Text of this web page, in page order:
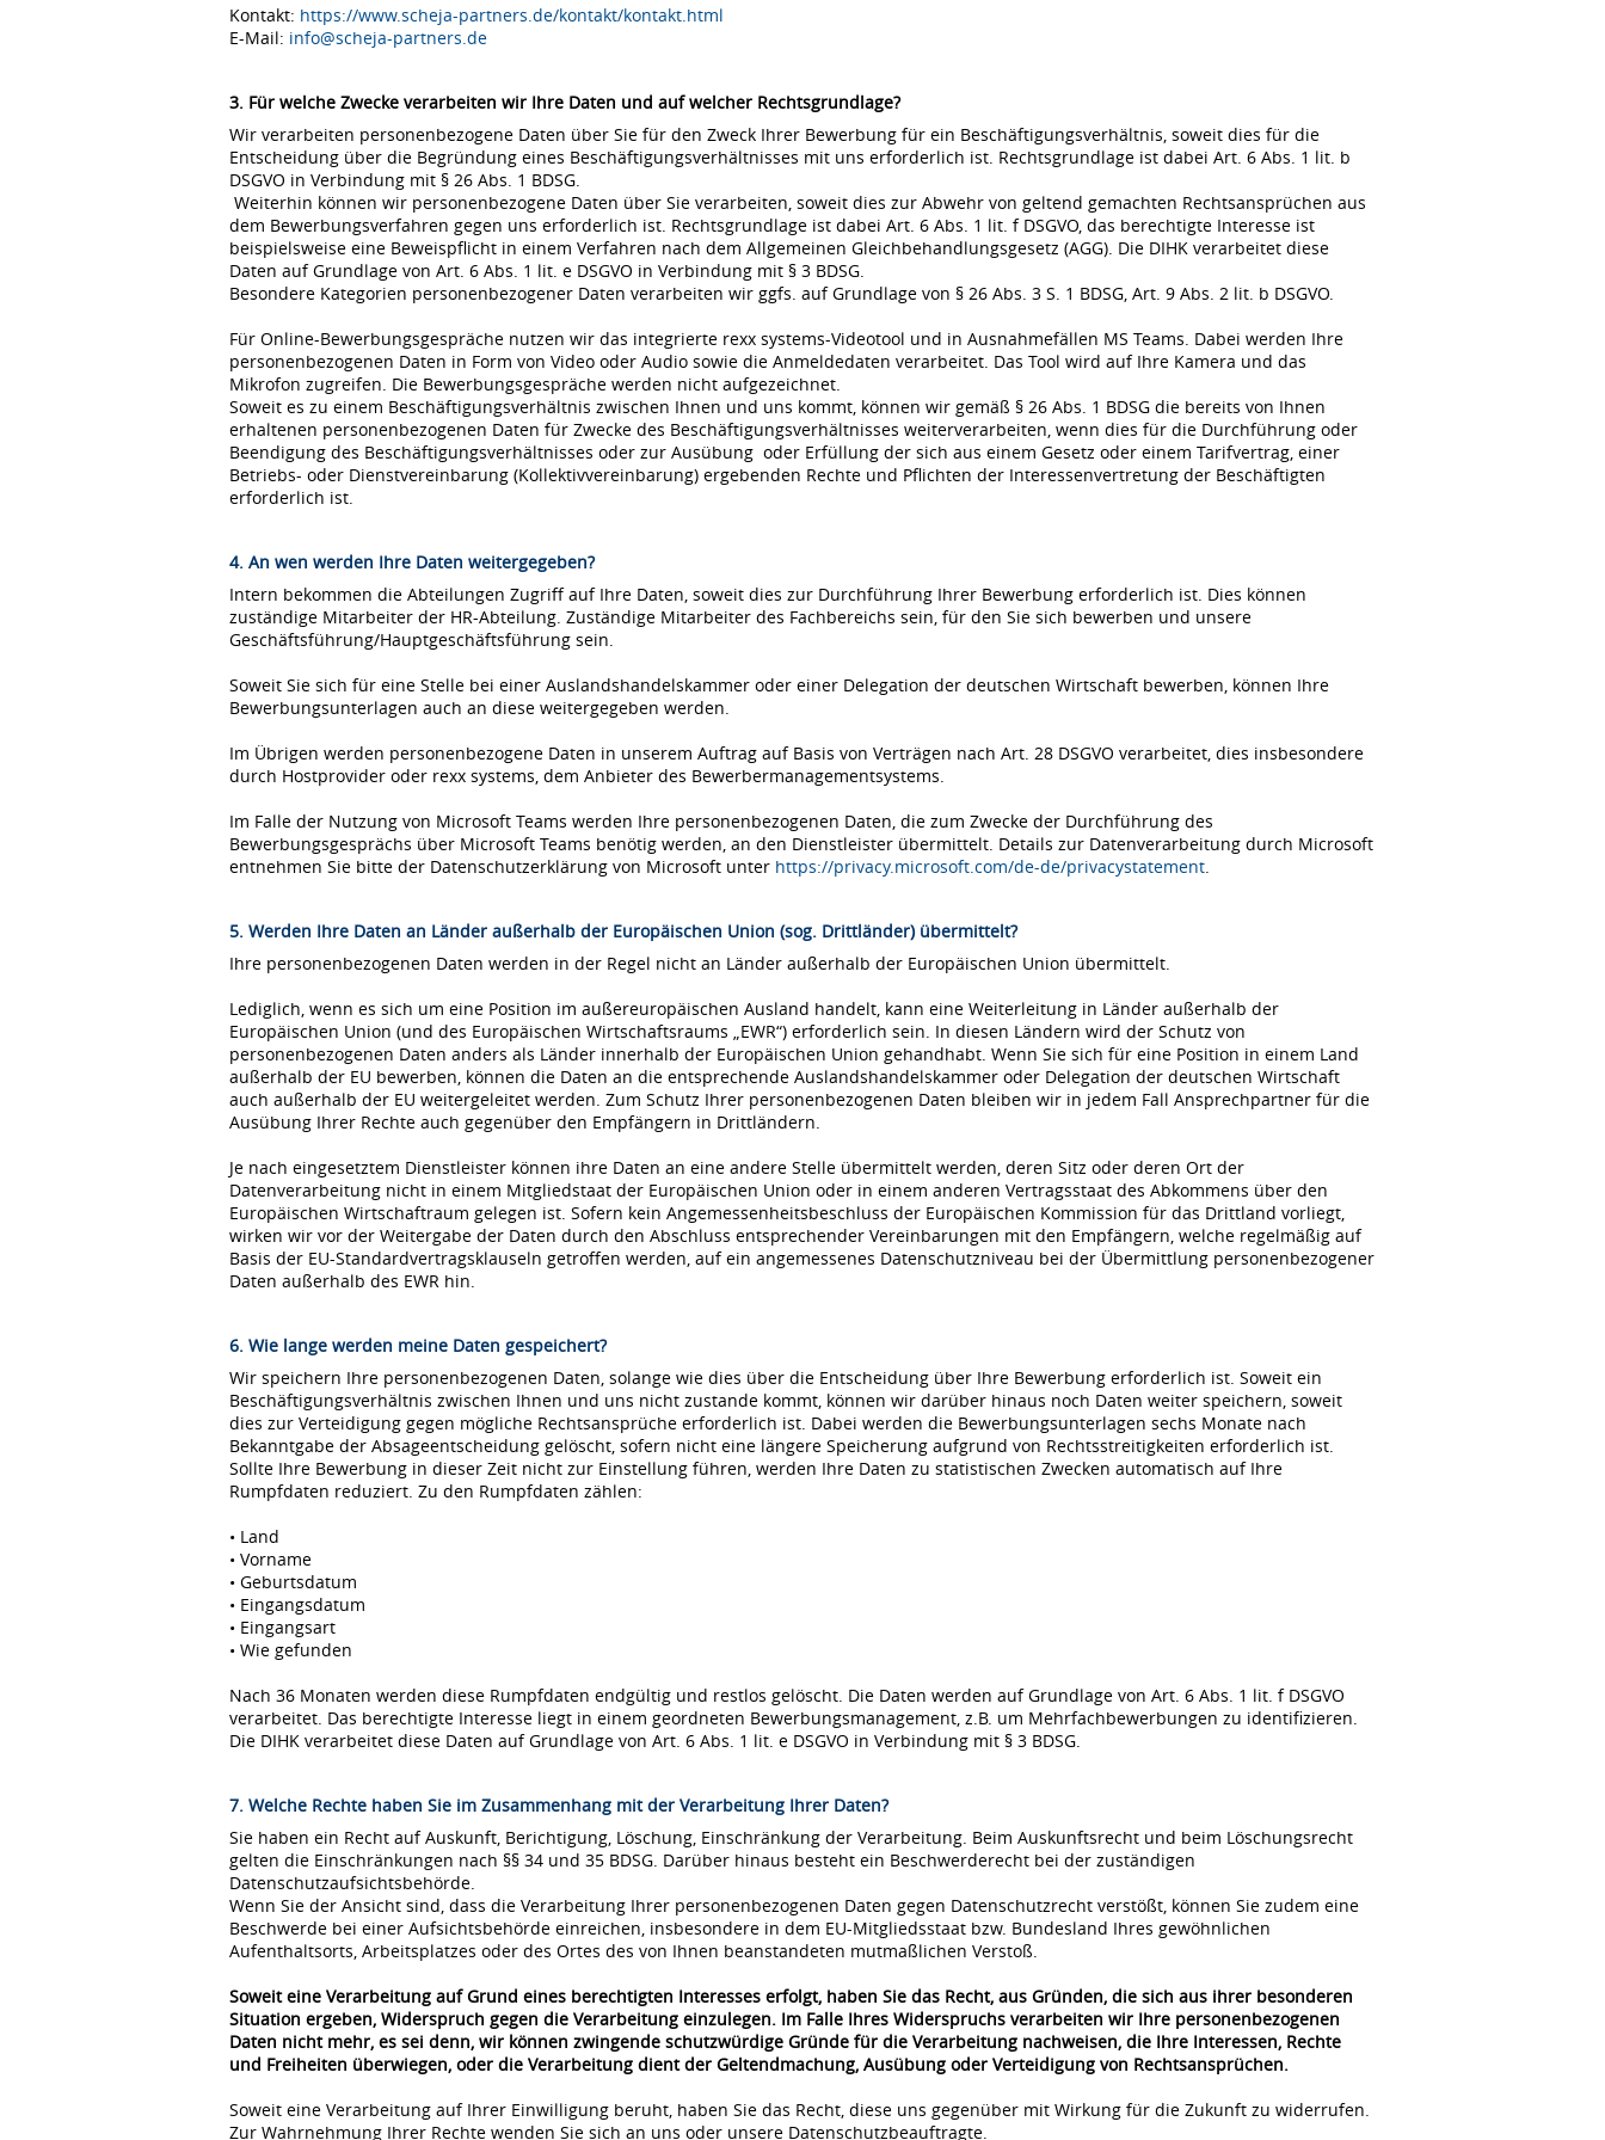
Kontakt: https://www.scheja-partners.de/kontakt/kontakt.html
E-Mail: info@scheja-partners.de
3. Für welche Zwecke verarbeiten wir Ihre Daten und auf welcher Rechtsgrundlage?
Wir verarbeiten personenbezogene Daten über Sie für den Zweck Ihrer Bewerbung für ein Beschäftigungsverhältnis, soweit dies für die
Entscheidung über die Begründung eines Beschäftigungsverhältnisses mit uns erforderlich ist. Rechtsgrundlage ist dabei Art. 6 Abs. 1 lit. b
DSGVO in Verbindung mit § 26 Abs. 1 BDSG.
Weiterhin können wir personenbezogene Daten über Sie verarbeiten, soweit dies zur Abwehr von geltend gemachten Rechtsansprüchen aus
dem Bewerbungsverfahren gegen uns erforderlich ist. Rechtsgrundlage ist dabei Art. 6 Abs. 1 lit. f DSGVO, das berechtigte Interesse ist
beispielsweise eine Beweispflicht in einem Verfahren nach dem Allgemeinen Gleichbehandlungsgesetz (AGG). Die DIHK verarbeitet diese
Daten auf Grundlage von Art. 6 Abs. 1 lit. e DSGVO in Verbindung mit § 3 BDSG.
Besondere Kategorien personenbezogener Daten verarbeiten wir ggfs. auf Grundlage von § 26 Abs. 3 S. 1 BDSG, Art. 9 Abs. 2 lit. b DSGVO.
Für Online-Bewerbungsgespräche nutzen wir das integrierte rexx systems-Videotool und in Ausnahmefällen MS Teams. Dabei werden Ihre
personenbezogenen Daten in Form von Video oder Audio sowie die Anmeldedaten verarbeitet. Das Tool wird auf Ihre Kamera und das
Mikrofon zugreifen. Die Bewerbungsgespräche werden nicht aufgezeichnet.
Soweit es zu einem Beschäftigungsverhältnis zwischen Ihnen und uns kommt, können wir gemäß § 26 Abs. 1 BDSG die bereits von Ihnen
erhaltenen personenbezogenen Daten für Zwecke des Beschäftigungsverhältnisses weiterverarbeiten, wenn dies für die Durchführung oder
Beendigung des Beschäftigungsverhältnisses oder zur Ausübung oder Erfüllung der sich aus einem Gesetz oder einem Tarifvertrag, einer
Betriebs- oder Dienstvereinbarung (Kollektivvereinbarung) ergebenden Rechte und Pflichten der Interessenvertretung der Beschäftigten
erforderlich ist.
4. An wen werden Ihre Daten weitergegeben?
Intern bekommen die Abteilungen Zugriff auf Ihre Daten, soweit dies zur Durchführung Ihrer Bewerbung erforderlich ist. Dies können
zuständige Mitarbeiter der HR-Abteilung. Zuständige Mitarbeiter des Fachbereichs sein, für den Sie sich bewerben und unsere
Geschäftsführung/Hauptgeschäftsführung sein.
Soweit Sie sich für eine Stelle bei einer Auslandshandelskammer oder einer Delegation der deutschen Wirtschaft bewerben, können Ihre
Bewerbungsunterlagen auch an diese weitergegeben werden.
Im Übrigen werden personenbezogene Daten in unserem Auftrag auf Basis von Verträgen nach Art. 28 DSGVO verarbeitet, dies insbesondere
durch Hostprovider oder rexx systems, dem Anbieter des Bewerbermanagementsystems.
Im Falle der Nutzung von Microsoft Teams werden Ihre personenbezogenen Daten, die zum Zwecke der Durchführung des
Bewerbungsgesprächs über Microsoft Teams benötig werden, an den Dienstleister übermittelt. Details zur Datenverarbeitung durch Microsoft
entnehmen Sie bitte der Datenschutzerklärung von Microsoft unter https://privacy.microsoft.com/de-de/privacystatement.
5. Werden Ihre Daten an Länder außerhalb der Europäischen Union (sog. Drittländer) übermittelt?
Ihre personenbezogenen Daten werden in der Regel nicht an Länder außerhalb der Europäischen Union übermittelt.
Lediglich, wenn es sich um eine Position im außereuropäischen Ausland handelt, kann eine Weiterleitung in Länder außerhalb der
Europäischen Union (und des Europäischen Wirtschaftsraums „EWR“) erforderlich sein. In diesen Ländern wird der Schutz von
personenbezogenen Daten anders als Länder innerhalb der Europäischen Union gehandhabt. Wenn Sie sich für eine Position in einem Land
außerhalb der EU bewerben, können die Daten an die entsprechende Auslandshandelskammer oder Delegation der deutschen Wirtschaft
auch außerhalb der EU weitergeleitet werden. Zum Schutz Ihrer personenbezogenen Daten bleiben wir in jedem Fall Ansprechpartner für die
Ausübung Ihrer Rechte auch gegenüber den Empfängern in Drittländern.
Je nach eingesetztem Dienstleister können ihre Daten an eine andere Stelle übermittelt werden, deren Sitz oder deren Ort der
Datenverarbeitung nicht in einem Mitgliedstaat der Europäischen Union oder in einem anderen Vertragsstaat des Abkommens über den
Europäischen Wirtschaftraum gelegen ist. Sofern kein Angemessenheitsbeschluss der Europäischen Kommission für das Drittland vorliegt,
wirken wir vor der Weitergabe der Daten durch den Abschluss entsprechender Vereinbarungen mit den Empfängern, welche regelmäßig auf
Basis der EU-Standardvertragsklauseln getroffen werden, auf ein angemessenes Datenschutzniveau bei der Übermittlung personenbezogener
Daten außerhalb des EWR hin.
6. Wie lange werden meine Daten gespeichert?
Wir speichern Ihre personenbezogenen Daten, solange wie dies über die Entscheidung über Ihre Bewerbung erforderlich ist. Soweit ein
Beschäftigungsverhältnis zwischen Ihnen und uns nicht zustande kommt, können wir darüber hinaus noch Daten weiter speichern, soweit
dies zur Verteidigung gegen mögliche Rechtsansprüche erforderlich ist. Dabei werden die Bewerbungsunterlagen sechs Monate nach
Bekanntgabe der Absageentscheidung gelöscht, sofern nicht eine längere Speicherung aufgrund von Rechtsstreitigkeiten erforderlich ist.
Sollte Ihre Bewerbung in dieser Zeit nicht zur Einstellung führen, werden Ihre Daten zu statistischen Zwecken automatisch auf Ihre
Rumpfdaten reduziert. Zu den Rumpfdaten zählen:
• Land
• Vorname
• Geburtsdatum
• Eingangsdatum
• Eingangsart
• Wie gefunden
Nach 36 Monaten werden diese Rumpfdaten endgültig und restlos gelöscht. Die Daten werden auf Grundlage von Art. 6 Abs. 1 lit. f DSGVO
verarbeitet. Das berechtigte Interesse liegt in einem geordneten Bewerbungsmanagement, z.B. um Mehrfachbewerbungen zu identifizieren.
Die DIHK verarbeitet diese Daten auf Grundlage von Art. 6 Abs. 1 lit. e DSGVO in Verbindung mit § 3 BDSG.
7. Welche Rechte haben Sie im Zusammenhang mit der Verarbeitung Ihrer Daten?
Sie haben ein Recht auf Auskunft, Berichtigung, Löschung, Einschränkung der Verarbeitung. Beim Auskunftsrecht und beim Löschungsrecht
gelten die Einschränkungen nach §§ 34 und 35 BDSG. Darüber hinaus besteht ein Beschwerderecht bei der zuständigen
Datenschutzaufsichtsbehörde.
Wenn Sie der Ansicht sind, dass die Verarbeitung Ihrer personenbezogenen Daten gegen Datenschutzrecht verstößt, können Sie zudem eine
Beschwerde bei einer Aufsichtsbehörde einreichen, insbesondere in dem EU-Mitgliedsstaat bzw. Bundesland Ihres gewöhnlichen
Aufenthaltsorts, Arbeitsplatzes oder des Ortes des von Ihnen beanstandeten mutmaßlichen Verstoß.
Soweit eine Verarbeitung auf Grund eines berechtigten Interesses erfolgt, haben Sie das Recht, aus Gründen, die sich aus ihrer besonderen
Situation ergeben, Widerspruch gegen die Verarbeitung einzulegen. Im Falle Ihres Widerspruchs verarbeiten wir Ihre personenbezogenen
Daten nicht mehr, es sei denn, wir können zwingende schutzwürdige Gründe für die Verarbeitung nachweisen, die Ihre Interessen, Rechte
und Freiheiten überwiegen, oder die Verarbeitung dient der Geltendmachung, Ausübung oder Verteidigung von Rechtsansprüchen.
Soweit eine Verarbeitung auf Ihrer Einwilligung beruht, haben Sie das Recht, diese uns gegenüber mit Wirkung für die Zukunft zu widerrufen.
Zur Wahrnehmung Ihrer Rechte wenden Sie sich an uns oder unsere Datenschutzbeauftragte.